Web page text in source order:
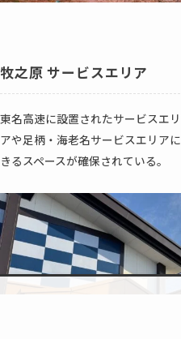
牧之原 サービスエリア
東名高速に設置されたサービスエ
アや足柄・海老名サービスエリア
きるスペースが確保されている。